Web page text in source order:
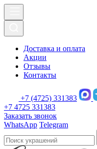
Доставка и оплата
Акции
Отзывы
Контакты
+7 (4725) 331383
+7 4725 331383
Заказать звонок
WhatsApp Telegram